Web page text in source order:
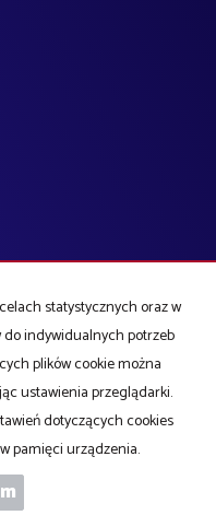
Sprzedaj Kredyty Kontakt
dla biur nieruchomości
statystycznych oraz w
indywidualnych potrzeb
plików cookie można
ustawienia przeglądarki.
dotyczących cookies
pamięci urządzenia.